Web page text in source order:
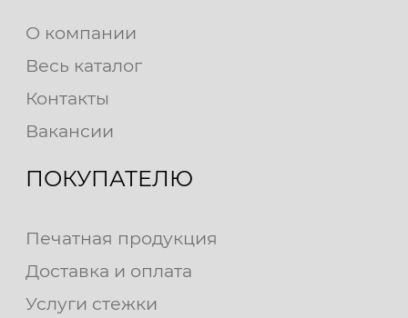
О компании
Весь каталог
Контакты
Вакансии
ПОКУПАТЕЛЮ
Печатная продукция
Доставка и оплата
Услуги стежки